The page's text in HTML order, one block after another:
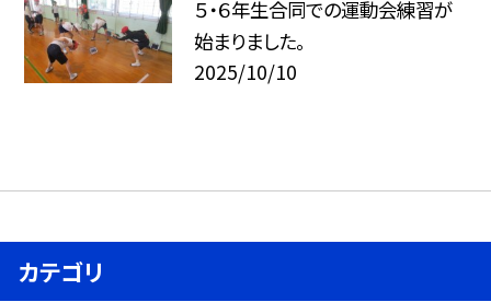
５・６年生合同での運動会練習が
始まりました。
2025/10/10
カテゴリ